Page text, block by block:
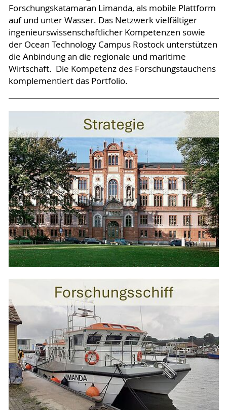
Forschungskatamaran Limanda, als mobile Plattform
auf und unter Wasser. Das Netzwerk vielfältiger
ingenieurswissenschaftlicher Kompetenzen sowie
der Ocean Technology Campus Rostock unterstützen
die Anbindung an die regionale und maritime
Wirtschaft. Die Kompetenz des Forschungstauchens
komplementiert das Portfolio.